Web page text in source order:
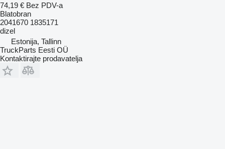
74,19 € Bez PDV-a
Blatobran
2041670 1835171
dizel
Estonija, Tallinn
TruckParts Eesti OÜ
Kontaktirajte prodavatelja